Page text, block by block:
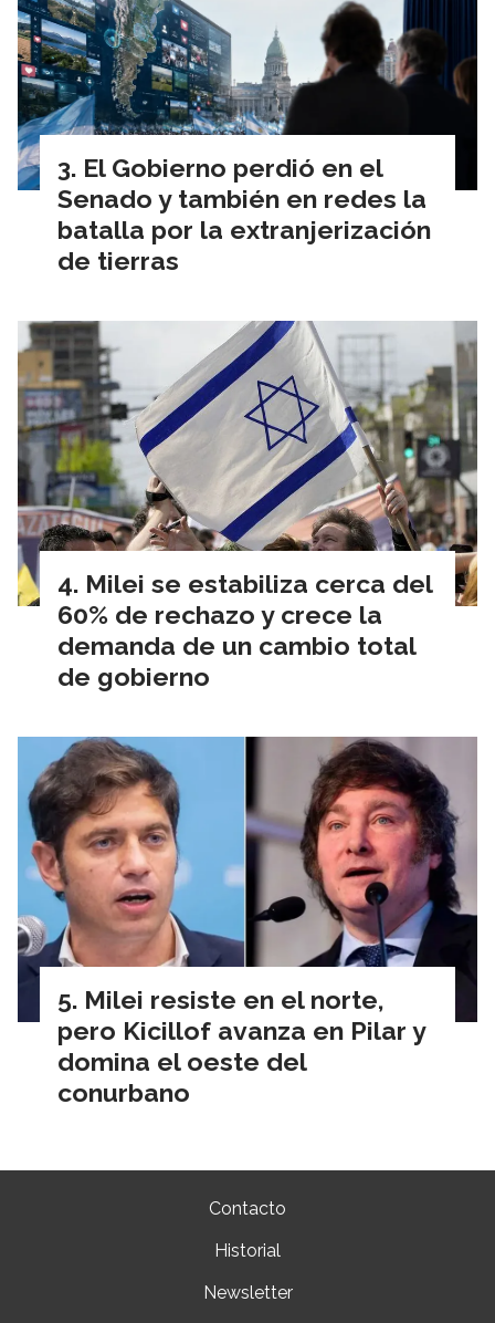
El Gobierno perdió en el
Senado y también en redes la
batalla por la extranjerización
de tierras
Milei se estabiliza cerca del
60% de rechazo y crece la
demanda de un cambio total
de gobierno
Milei resiste en el norte,
pero Kicillof avanza en Pilar y
domina el oeste del
conurbano
Contacto
Historial
Newsletter